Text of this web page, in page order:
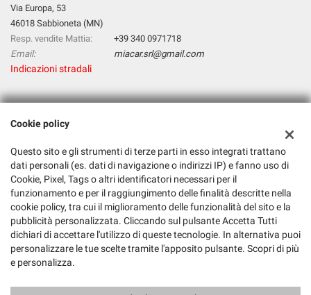
Via Europa, 53
46018 Sabbioneta (MN)
Resp. vendite Mattia:
+39 340 0971718
Email:
miacar.srl@gmail.com
Indicazioni stradali
Dati fiscali:
Mia Car S.R.L.
Via Europa, 53, 46018, Sabbioneta (MN)
C.F/P.IVA:02526610205
Registro delle imprese:MN
Cookie policy
Questo sito e gli strumenti di terze parti in esso integrati trattano
dati personali (es. dati di navigazione o indirizzi IP) e fanno uso di
Cookie, Pixel, Tags o altri identificatori necessari per il
funzionamento e per il raggiungimento delle finalità descritte nella
cookie policy, tra cui il miglioramento delle funzionalità del sito e la
pubblicità personalizzata. Cliccando sul pulsante Accetta Tutti
dichiari di accettare l'utilizzo di queste tecnologie. In alternativa puoi
personalizzare le tue scelte tramite l'apposito pulsante. Scopri di più
e personalizza.